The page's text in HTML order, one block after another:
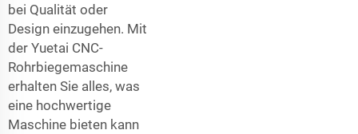
bei Qualität oder
Design einzugehen. Mit
der Yuetai CNC-
Rohrbiegemaschine
erhalten Sie alles, was
eine hochwertige
Maschine bieten kann